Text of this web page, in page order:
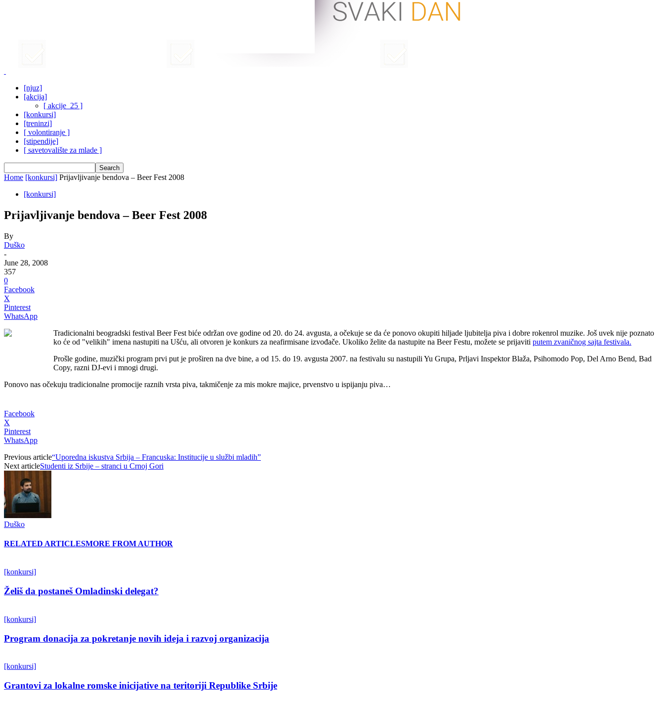
[njuz]
[akcija]
[ akcije_25 ]
[konkursi]
[treninzi]
[ volontiranje ]
[stipendije]
[ savetovalište za mlade ]
Home [konkursi] Prijavljivanje bendova – Beer Fest 2008
[konkursi]
Prijavljivanje bendova – Beer Fest 2008
By
Duško
-
June 28, 2008
357
0
Facebook
X
Pinterest
WhatsApp
Tradicionalni beogradski festival Beer Fest biće održan ove godine od 20. do 24. avgusta, a očekuje se da će ponovo okupiti hiljade ljubitelja piva i dobre rokenrol muzike. Još uvek nije poznato
ko će od "velikih" imena nastupiti na Ušću, ali otvoren je konkurs za neafirmisane izvođače. Ukoliko želite da nastupite na Beer Festu, možete se prijaviti putem zvaničnog sajta festivala.
Prošle godine, muzički program prvi put je proširen na dve bine, a od 15. do 19. avgusta 2007. na festivalu su nastupili Yu Grupa, Prljavi Inspektor Blaža, Psihomodo Pop, Del Arno Bend, Bad
Copy, razni DJ-evi i mnogi drugi.
Ponovo nas očekuju tradicionalne promocije raznih vrsta piva, takmičenje za mis mokre majice, prvenstvo u ispijanju piva…
Facebook
X
Pinterest
WhatsApp
Previous article“Uporedna iskustva Srbija – Francuska: Institucije u službi mladih”
Next articleStudenti iz Srbije – stranci u Crnoj Gori
Duško
RELATED ARTICLESMORE FROM AUTHOR
[konkursi]
Želiš da postaneš Omladinski delegat?
[konkursi]
Program donacija za pokretanje novih ideja i razvoj organizacija
[konkursi]
Grantovi za lokalne romske inicijative na teritoriji Republike Srbije